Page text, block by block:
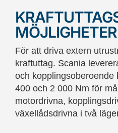
MÖJLIGHETER
För att driva extern
kraftuttag. Scania
och kopplingsoberoende
400 och 2 000 Nm för
motordrivna,
växellådsdrivna i två